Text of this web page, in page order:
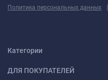
Политика персональных данных |
Категории
ДЛЯ ПОКУПАТЕЛЕЙ